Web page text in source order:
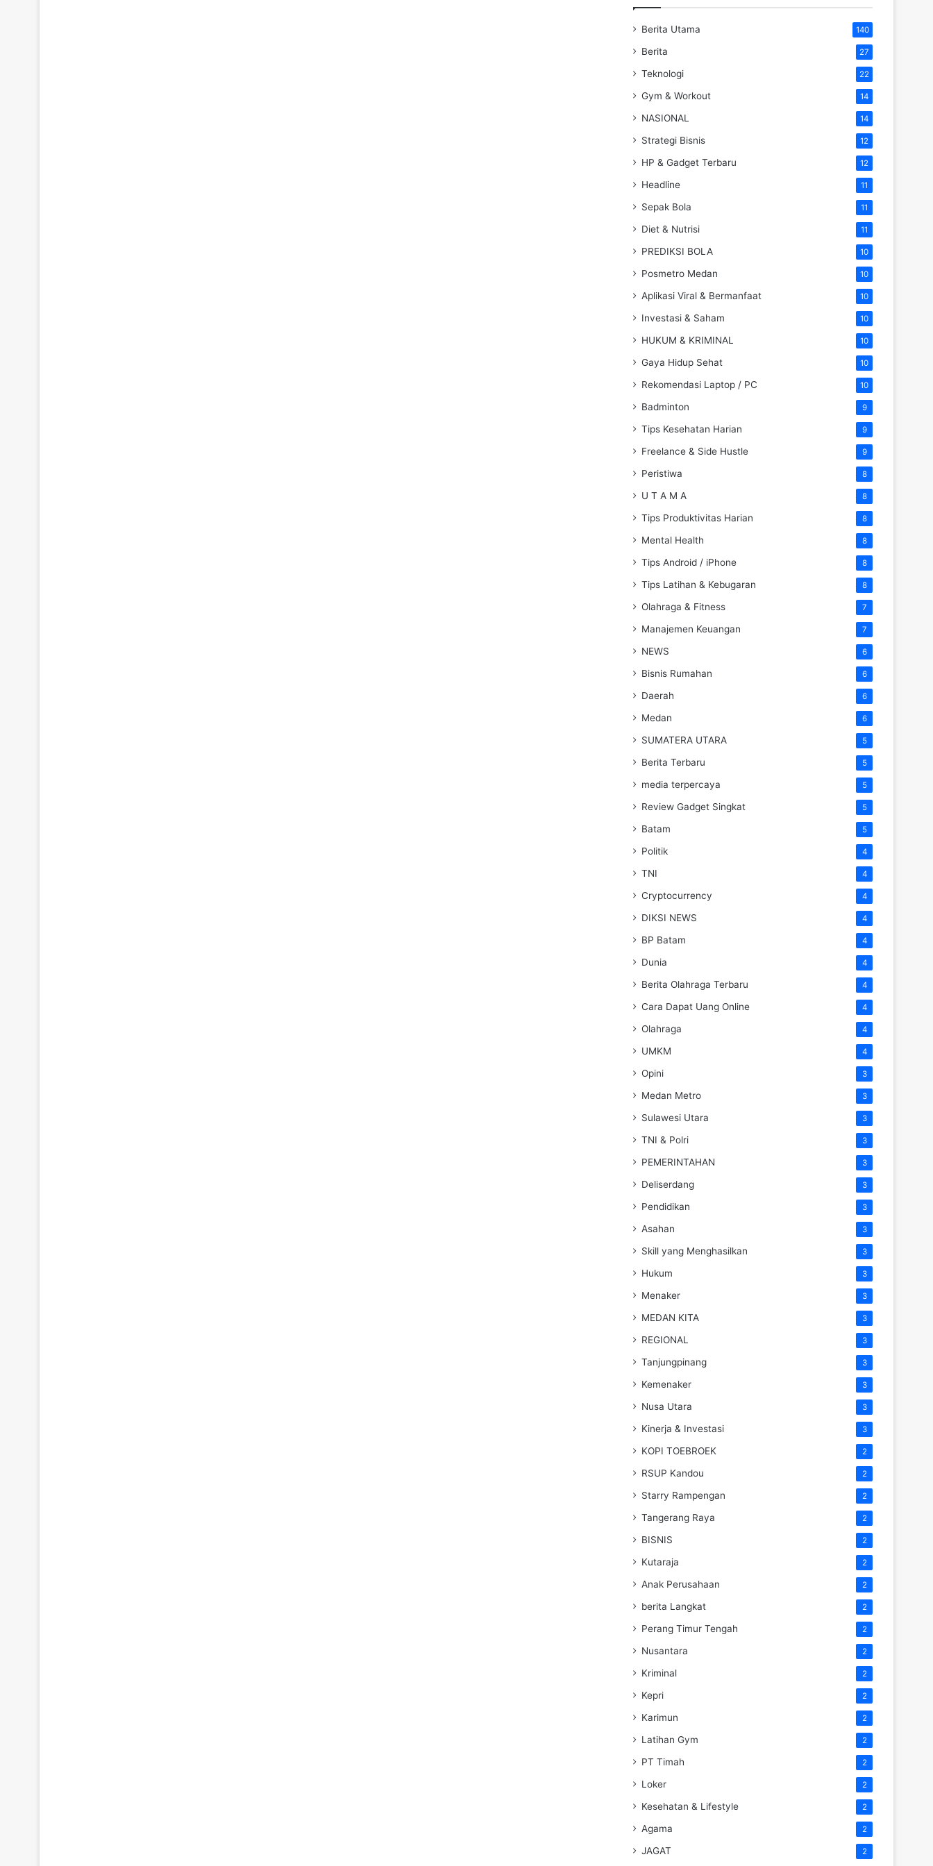
Berita Utama 140
Berita 27
Teknologi 22
Gym & Workout 14
NASIONAL 14
Strategi Bisnis 12
HP & Gadget Terbaru 12
Headline 11
Sepak Bola 11
Diet & Nutrisi 11
PREDIKSI BOLA 10
Posmetro Medan 10
Aplikasi Viral & Bermanfaat 10
Investasi & Saham 10
HUKUM & KRIMINAL 10
Gaya Hidup Sehat 10
Rekomendasi Laptop / PC 10
Badminton 9
Tips Kesehatan Harian 9
Freelance & Side Hustle 9
Peristiwa 8
U T A M A 8
Tips Produktivitas Harian 8
Mental Health 8
Tips Android / iPhone 8
Tips Latihan & Kebugaran 8
Olahraga & Fitness 7
Manajemen Keuangan 7
NEWS 6
Bisnis Rumahan 6
Daerah 6
Medan 6
SUMATERA UTARA 5
Berita Terbaru 5
media terpercaya 5
Review Gadget Singkat 5
Batam 5
Politik 4
TNI 4
Cryptocurrency 4
DIKSI NEWS 4
BP Batam 4
Dunia 4
Berita Olahraga Terbaru 4
Cara Dapat Uang Online 4
Olahraga 4
UMKM 4
Opini 3
Medan Metro 3
Sulawesi Utara 3
TNI & Polri 3
PEMERINTAHAN 3
Deliserdang 3
Pendidikan 3
Asahan 3
Skill yang Menghasilkan 3
Hukum 3
Menaker 3
MEDAN KITA 3
REGIONAL 3
Tanjungpinang 3
Kemenaker 3
Nusa Utara 3
Kinerja & Investasi 3
KOPI TOEBROEK 2
RSUP Kandou 2
Starry Rampengan 2
Tangerang Raya 2
BISNIS 2
Kutaraja 2
Anak Perusahaan 2
berita Langkat 2
Perang Timur Tengah 2
Nusantara 2
Kriminal 2
Kepri 2
Karimun 2
Latihan Gym 2
PT Timah 2
Loker 2
Kesehatan & Lifestyle 2
Agama 2
JAGAT 2